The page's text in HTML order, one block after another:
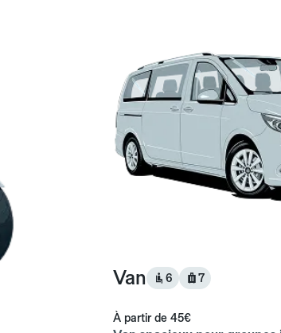
Van 6 7
À partir de 45€